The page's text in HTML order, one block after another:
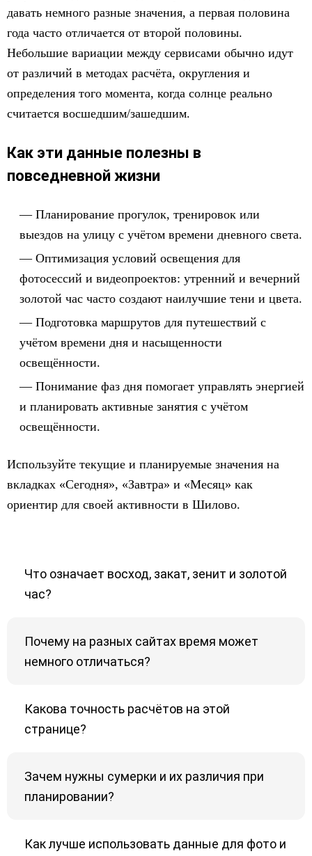
давать немного разные значения, а первая половина
года часто отличается от второй половины.
Небольшие вариации между сервисами обычно идут
от различий в методах расчёта, округления и
определения того момента, когда солнце реально
считается восшедшим/зашедшим.
Как эти данные полезны в
повседневной жизни
Планирование прогулок, тренировок или
выездов на улицу с учётом времени дневного света.
Оптимизация условий освещения для
фотосессий и видеопроектов: утренний и вечерний
золотой час часто создают наилучшие тени и цвета.
Подготовка маршрутов для путешествий с
учётом времени дня и насыщенности
освещённости.
Понимание фаз дня помогает управлять энергией
и планировать активные занятия с учётом
освещённости.
Используйте текущие и планируемые значения на
вкладках «Сегодня», «Завтра» и «Месяц» как
ориентир для своей активности в Шилово.
Что означает восход, закат, зенит и золотой
час?
Почему на разных сайтах время может
немного отличаться?
Какова точность расчётов на этой
странице?
Зачем нужны сумерки и их различия при
планировании?
Как лучше использовать данные для фото и